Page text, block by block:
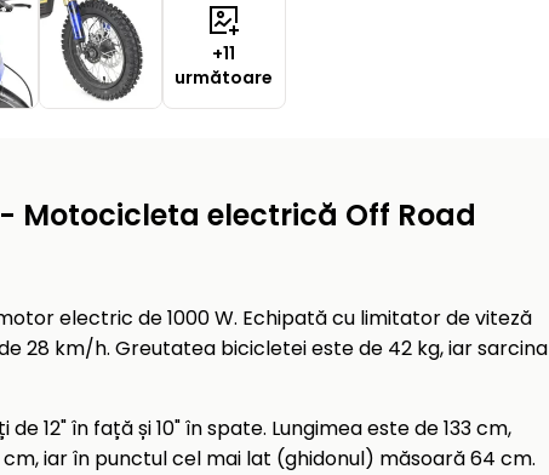
+11
următoare
- Motocicleta electrică Off Road
electric de 1000 W. Echipată cu limitator de viteză
28 km/h. Greutatea bicicletei este de 42 kg, iar sarcina
12" în față și 10" în spate. Lungimea este de 133 cm,
iar în punctul cel mai lat (ghidonul) măsoară 64 cm.